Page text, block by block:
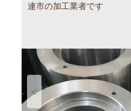
連市の加工業者です